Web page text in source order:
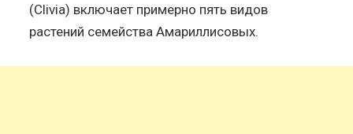
(Clivia) включает примерно пять видов
растений семейства Амариллисовых.